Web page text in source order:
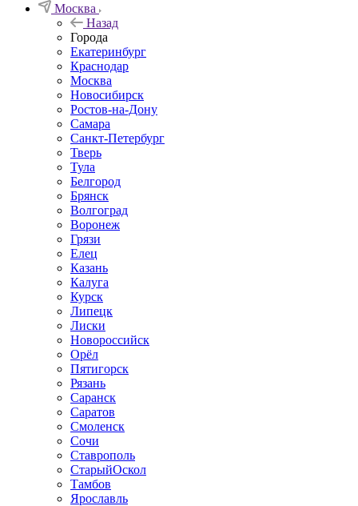
Москва
Назад
Города
Екатеринбург
Краснодар
Москва
Новосибирск
Ростов-на-Дону
Самара
Санкт-Петербург
Тверь
Тула
Белгород
Брянск
Волгоград
Воронеж
Грязи
Елец
Казань
Калуга
Курск
Липецк
Лиски
Новороссийск
Орёл
Пятигорск
Рязань
Саранск
Саратов
Смоленск
Сочи
Ставрополь
СтарыйОскол
Тамбов
Ярославль